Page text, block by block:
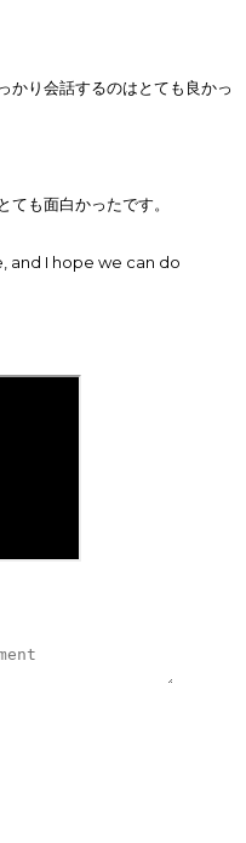
かり会話するのはとても良かっ
ても面白かったです。
and I hope we can do